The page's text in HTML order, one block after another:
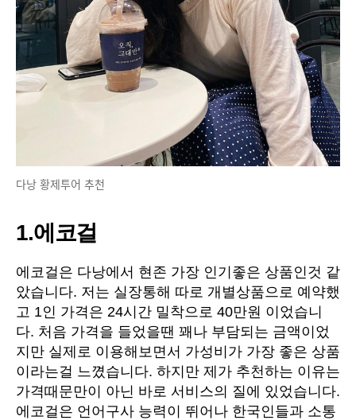
다낭 황제투어 추천
1.에코걸
에코걸은 다낭에서 현존 가장 인기좋은 상품인것 같
았습니다. 저는 실장통해 따로 개별상품으로 예약했
고 1인 가격은 24시간 밀착으로 40만원 이었습니
다. 처음 가격을 들었을땐 꽤나 부담되는 금액이었
지만 실제로 이용해보면서 가성비가 가장 좋은 상품
이라는걸 느꼈습니다. 하지만 제가 추천하는 이유는
가격때문만이 아닌 바로 서비스의 질에 있었습니다.
에코걸은 언어구사 능력이 뛰어나 한국인들과 소통